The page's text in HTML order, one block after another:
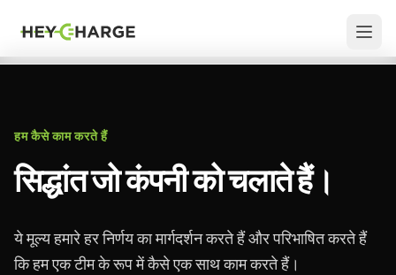
हम कैसे काम करते हैं
सिद्धांत जो कंपनी को चलाते हैं।
ये मूल्य हमारे हर निर्णय का मार्गदर्शन करते हैं और परिभाषित करते हैं
कि हम एक टीम के रूप में कैसे एक साथ काम करते हैं।